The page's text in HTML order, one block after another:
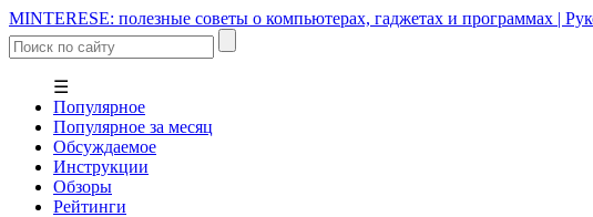
MINTERESE: полезные советы о компьютерах, гаджетах и программах |
☰
Популярное
Популярное за месяц
Обсуждаемое
Инструкции
Обзоры
Рейтинги